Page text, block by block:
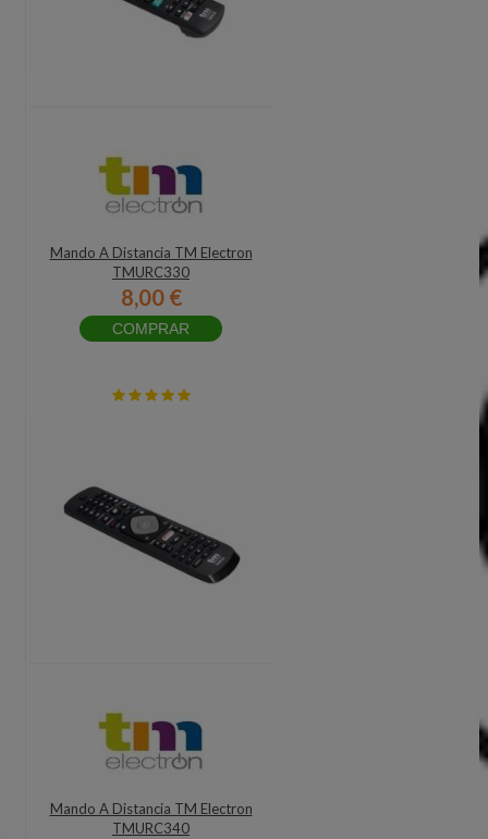
Mando A Distancia TM Electron
TMURC330
8,00 €
COMPRAR
Mando A Distancia TM Electron
TMURC340